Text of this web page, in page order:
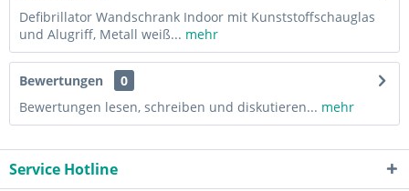
Defibrillator Wandschrank Indoor mit Kunststoffschauglas
und Alugriff, Metall weiß... mehr
Bewertungen
0
Bewertungen lesen, schreiben und diskutieren... mehr
Service Hotline